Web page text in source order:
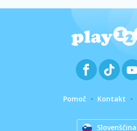
Pomoč Kontakt
Slovenščina